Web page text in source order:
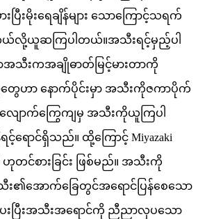
ပြီးမိုးရေချိန်များ သောကြောင့်သရက်
လို့ယူဆကြပါတယ်။အသီးရင့်မှည့်ပါ
းကအချိုဓာတ်မြင့်မားတာကို
ဟာ နောက်ပိုင်းမှာ အသီးကိုဇကာပိုက်
ျောက်ကြွေကျမှ အသီးကိုယူကြပါ
ောင်ရှိသည်။ ထို့ကြောင့် Miyazaki
ဟုတင်စားခြင်း ဖြစ်မည်။ အသီးကို
း၏အောက်ခြေတွင်အရောင်ပြန်စေသော
းပြီးအသီးအရောင်ကို ညီညာလှပသော